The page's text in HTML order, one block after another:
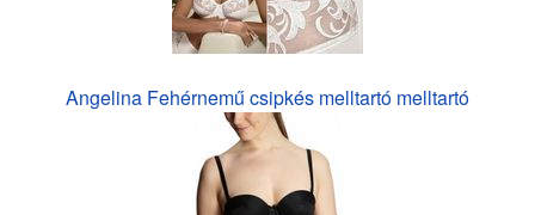
Angelina Fehérnemű csipkés melltartó melltartó